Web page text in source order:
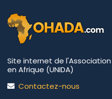
Site internet de
en Afrique (UNIDA)
Contactez-nous